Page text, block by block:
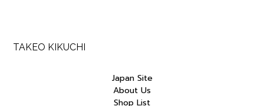
TAKEO KIKUCHI
Japan Site
About Us
Shop List